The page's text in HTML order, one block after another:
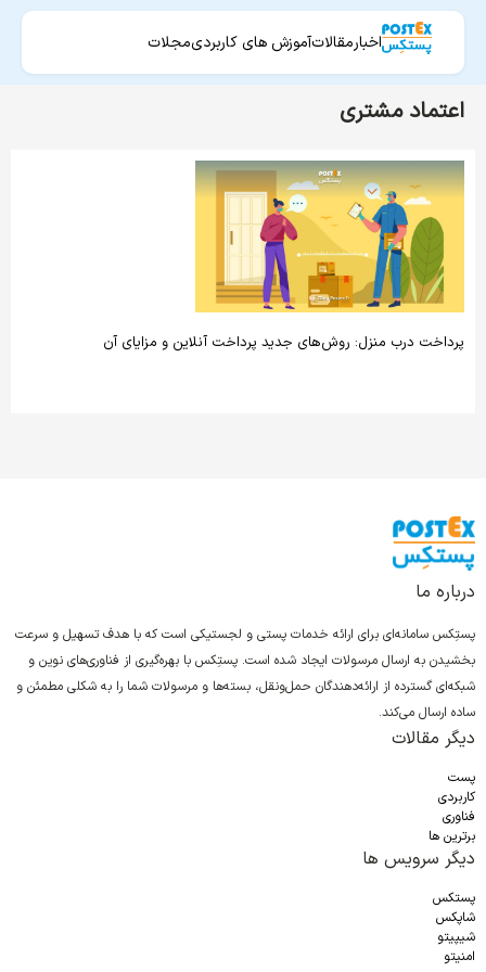
اخبارمقالاتآموزش های کاربردیمجلات
اعتماد مشتری
پرداخت درب منزل: روش‌های جدید پرداخت آنلاین و مزایای آن
درباره ما
پستِکس سامانه‌ای برای ارائه خدمات پستی و لجستیکی است که با هدف تسهیل و سرعت
بخشیدن به ارسال مرسولات ایجاد شده است. پستِکس با بهره‌گیری از فناوری‌های نوین و
شبکه‌ای گسترده از ارائه‌دهندگان حمل‌ونقل، بسته‌ها و مرسولات شما را به شکلی مطمئن و
ساده ارسال می‌کند.
دیگر مقالات
پست
کاربردی
فناوری
برترین ها
دیگر سرویس ها
پستکس
شاپکس
شیپیتو
امنیتو